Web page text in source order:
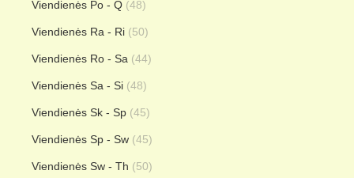
Viendienės Po - Q (48)
Viendienės Ra - Ri (50)
Viendienės Ro - Sa (44)
Viendienės Sa - Si (48)
Viendienės Sk - Sp (45)
Viendienės Sp - Sw (45)
Viendienės Sw - Th (50)